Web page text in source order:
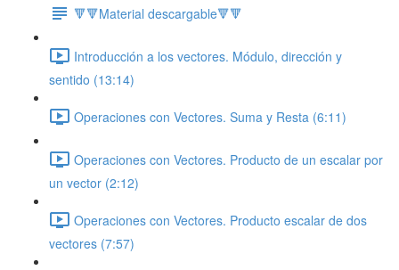
🔻🔻Material descargable🔻🔻
Introducción a los vectores. Módulo, dirección y
sentido (13:14)
Operaciones con Vectores. Suma y Resta (6:11)
Operaciones con Vectores. Producto de un escalar por
un vector (2:12)
Operaciones con Vectores. Producto escalar de dos
vectores (7:57)